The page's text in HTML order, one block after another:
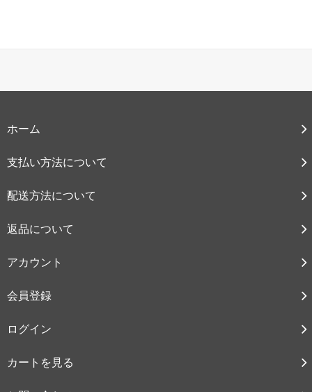
ホーム
支払い方法について
配送方法について
返品について
アカウント
会員登録
ログイン
カートを見る